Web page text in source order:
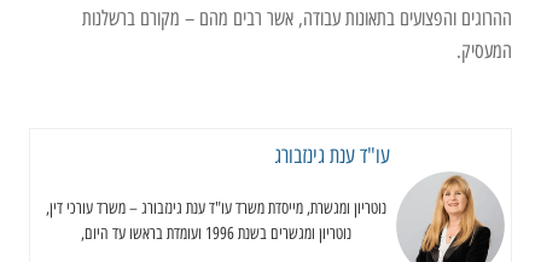
ההרוגים והפצועים בתאונות עבודה, אשר רבים מהם – מקורם ברשלנות
המעסיק.
עו"ד ענת גינזבורג
נוטריון ומגשרת, מייסדת משרד עו"ד ענת גינזבורג – משרד עורכי דין,
נוטריון ומגשרים בשנת 1996 ועומדת בראשו עד היום,